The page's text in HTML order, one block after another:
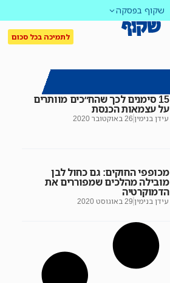
שקוף בפסקה
לתמיכה בכל סכום
15 סימנים לכך שהח״כים מוותרים
על עצמאות הכנסת
עידן בנימין 26 באוקטובר 2020
מכופפי החוקים: גם כחול לבן
מובילה מהלכים שמפוררים את
הדמוקרטיה
עידן בנימין 29 באוגוסט 2020